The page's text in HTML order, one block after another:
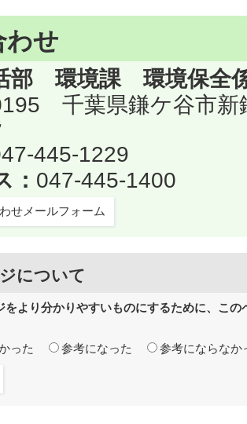
わせ
部 環境課 環境保全
千葉県鎌ケ谷市
445-1229
： 047-445-1400
せメールフォーム
について
をより分かりやすいものにするために、こ
った
参考になった 参考にならなか